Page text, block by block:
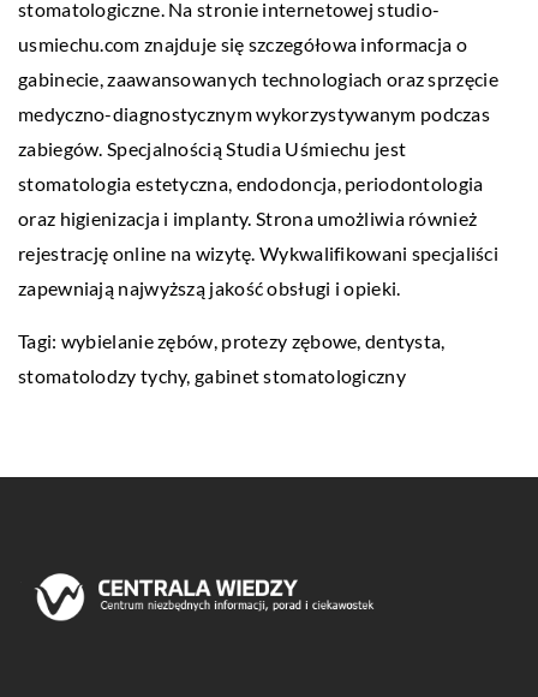
stomatologiczne. Na stronie internetowej studio-
usmiechu.com znajduje się szczegółowa informacja o
gabinecie, zaawansowanych technologiach oraz sprzęcie
medyczno-diagnostycznym wykorzystywanym podczas
zabiegów. Specjalnością Studia Uśmiechu jest
stomatologia estetyczna, endodoncja, periodontologia
oraz higienizacja i implanty. Strona umożliwia również
rejestrację online na wizytę. Wykwalifikowani specjaliści
zapewniają najwyższą jakość obsługi i opieki.
Tagi: wybielanie zębów, protezy zębowe, dentysta,
stomatolodzy tychy, gabinet stomatologiczny